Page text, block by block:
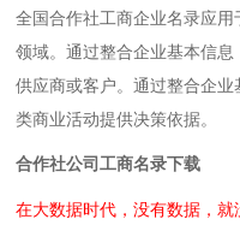
全国合作社工商企业名录应
领域。通过整合企业基本信息
供应商或客户。通过整合企
类商业活动提供决策依据。
合作社公司工商名录下载
在大数据时代，没有数据，